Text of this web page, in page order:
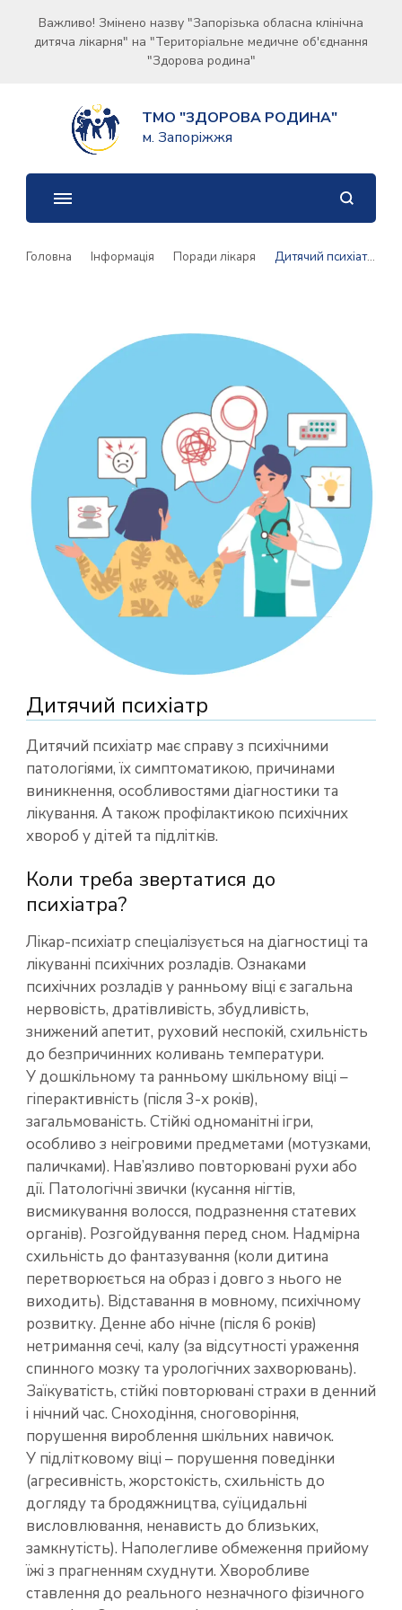
Важливо! Змінено назву "Запорізька обласна клінічна
дитяча лікарня" на "Територіальне медичне об'єднання
"Здорова родина"
ТМО "ЗДОРОВА РОДИНА"
м. Запоріжжя
Головна Інформація Поради лікаря Дитячий психіатр
Дитячий психіатр
Дитячий психіатр має справу з психічними
патологіями, їх симптоматикою, причинами
виникнення, особливостями діагностики та
лікування. А також профілактикою психічних
хвороб у дітей та підлітків.
Коли треба звертатися до
психіатра?
Лікар-психіатр спеціалізується на діагностиці та
лікуванні психічних розладів. Ознаками
психічних розладів у ранньому віці є загальна
нервовість, дратівливість, збудливість,
знижений апетит, руховий неспокій, схильність
до безпричинних коливань температури.
У дошкільному та ранньому шкільному віці –
гіперактивність (після 3-х років),
загальмованість. Стійкі одноманітні ігри,
особливо з неігровими предметами (мотузками,
паличками). Нав’язливо повторювані рухи або
дії. Патологічні звички (кусання нігтів,
висмикування волосся, подразнення статевих
органів). Розгойдування перед сном. Надмірна
схильність до фантазування (коли дитина
перетворюється на образ і довго з нього не
виходить). Відставання в мовному, психічному
розвитку. Денне або нічне (після 6 років)
нетримання сечі, калу (за відсутності ураження
спинного мозку та урологічних захворювань).
Заїкуватість, стійкі повторювані страхи в денний
і нічний час. Сноходіння, сноговоріння,
порушення вироблення шкільних навичок.
У підлітковому віці – порушення поведінки
(агресивність, жорстокість, схильність до
догляду та бродяжництва, суїцидальні
висловлювання, ненависть до близьких,
замкнутість). Наполегливе обмеження прийому
їжі з прагненням схуднути. Хворобливе
ставлення до реального незначного фізичного